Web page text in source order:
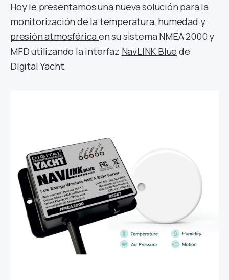
Hoy le presentamos una nueva solución para la
monitorización de la temperatura, humedad y
presión atmosféricaen su sistema NMEA 2000 y
MFD utilizando la interfaz NavLINK Blue de
Digital Yacht.